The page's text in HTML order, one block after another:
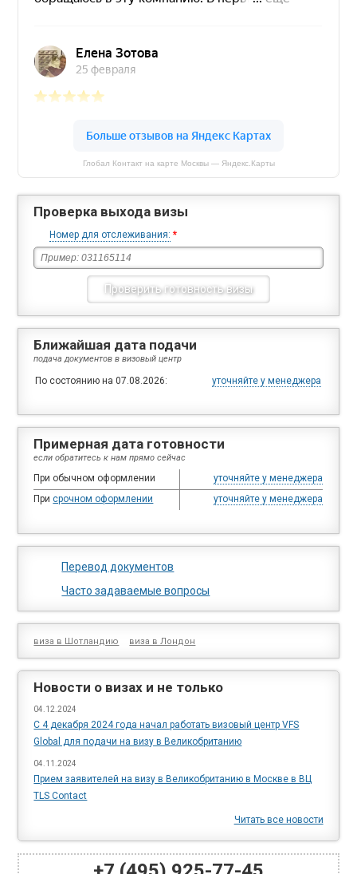
Глобал Контакт на карте Москвы — Яндекс.Карты
Проверка выхода визы
Номер для отслеживания: *
Ближайшая дата подачи
подача документов в визовый центр
По состоянию на 07.08.2026: уточняйте у менеджера
Примерная дата готовности
если обратитесь к нам прямо сейчас
При обычном оформлении
уточняйте у менеджера
Присрочном оформлении уточняйте у менеджера
Перевод документов
Часто задаваемые вопросы
виза в Шотландию виза в Лондон
Новости о визах и не только
04.12.2024
С 4 декабря 2024 года начал работать визовый центр VFS
Global для подачи на визу в Великобританию
04.11.2024
Прием заявителей на визу в Великобританию в Москве в ВЦ
TLS Cоntact
Читать все новости